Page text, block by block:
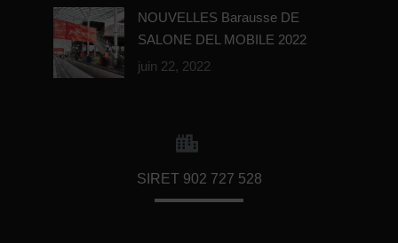
NOUVELLES Barausse DE
SALONE DEL MOBILE 2022
juin 22, 2022
SIRET 902 727 528